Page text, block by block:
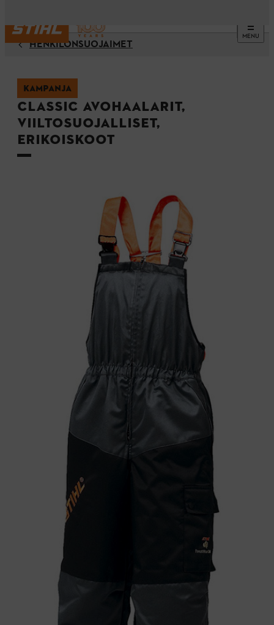
MENU
HENKILÖNSUOJAIMET
KAMPANJA
CLASSIC avohaalarit,
viiltosuojalliset,
erikoiskoot